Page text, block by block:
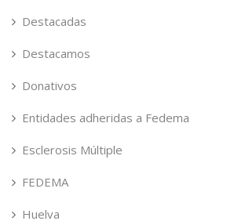
Destacadas
Destacamos
Donativos
Entidades adheridas a Fedema
Esclerosis Múltiple
FEDEMA
Huelva